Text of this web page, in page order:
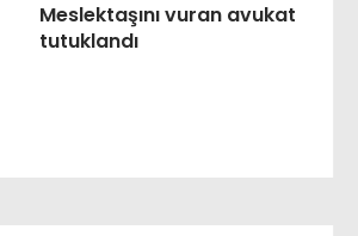
Meslektaşını vuran avukat
tutuklandı